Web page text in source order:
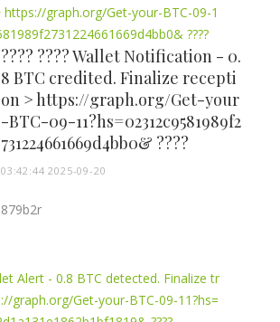
???? ???? Wallet Notification - 0.
8 BTC credited. Finalize recepti
on > https://graph.org/Get-your
-BTC-09-11?hs=02312c9581989f2
731224661669d4bb0& ????
03:42:44 2025-09-20
879b2r